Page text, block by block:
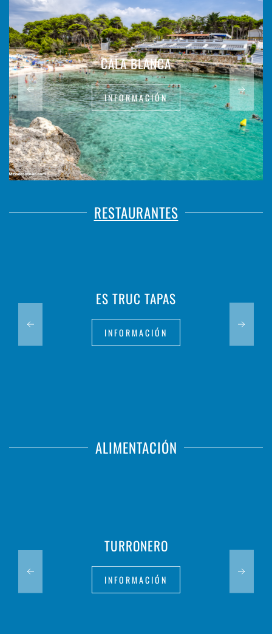
CALA BLANCA
INFORMACIÓN
RESTAURANTES
ES TRUC TAPAS
INFORMACIÓN
ALIMENTACIÓN
TURRONERO
INFORMACIÓN